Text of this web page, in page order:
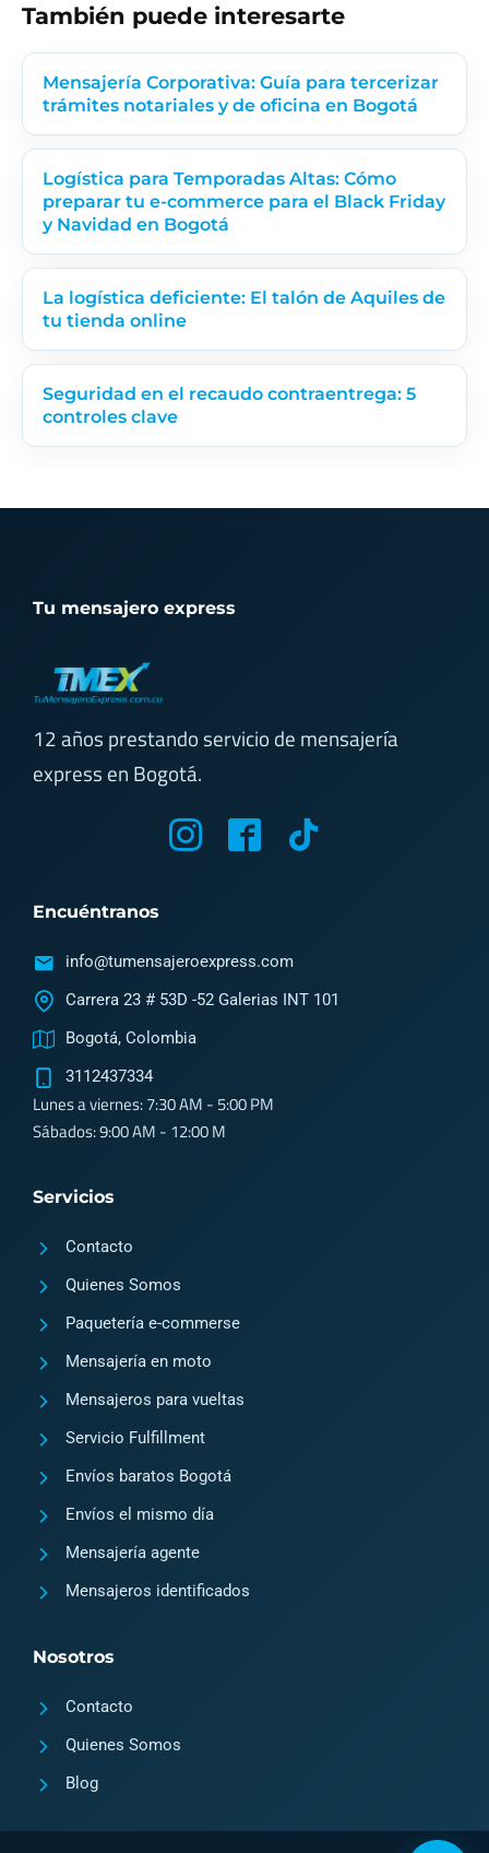
También puede interesarte
Mensajería Corporativa: Guía para tercerizar
trámites notariales y de oficina en Bogotá
Logística para Temporadas Altas: Cómo
preparar tu e-commerce para el Black Friday
y Navidad en Bogotá
La logística deficiente: El talón de Aquiles de
tu tienda online
Seguridad en el recaudo contraentrega: 5
controles clave
Tu mensajero express
12 años prestando servicio de mensajería
express en Bogotá.
M
o
n
-
n
s
m
M
o
n
a
T
k
Servicios
Contacto
Quienes Somos
Paquetería e-commerse
Mensajería en moto
Mensajeros para vueltas
Servicio Fulfillment
Envíos baratos Bogotá
Envíos el mismo día
Mensajería agente
Mensajeros identificados
Nosotros
Contacto
Quienes Somos
Blog
Encuéntranos
info@tumensajeroexpress.com
Carrera 23 # 53D -52 Galerias INT 101
Bogotá, Colombia
3112437334
Lunes a viernes: 7:30 AM - 5:00 PM
Sábados: 9:00 AM - 12:00 M